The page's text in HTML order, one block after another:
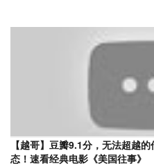
【越哥】豆瓣9.1分，无法超越
态！速看经典电影《美国往事》